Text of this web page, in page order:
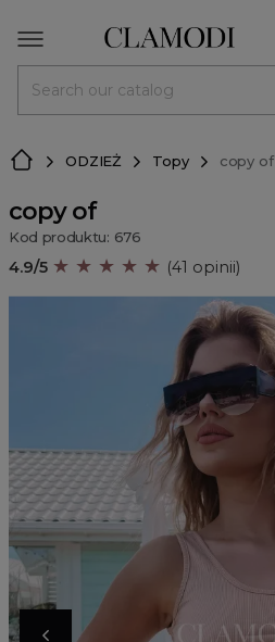
ODZIEŻ Topy copy of
copy of
Kod produktu: 676
4.9/5 ★ ★ ★ ★ ★ (41 opinii)